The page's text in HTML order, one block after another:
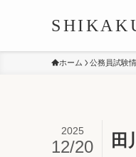
ホーム 公務員試験
田
2025
12/20